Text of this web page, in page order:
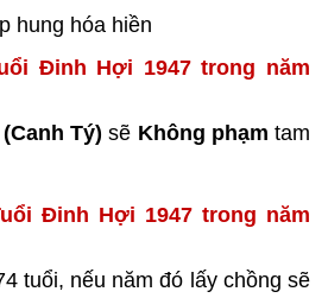
hung hóa hiền
Đinh Hợi 1947 trong năm
(Canh Tý) sẽ Không phạm tam
Đinh Hợi 1947 trong năm
tuổi, nếu năm đó lấy chồng sẽ